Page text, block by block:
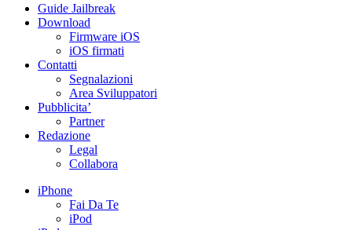
Guide Jailbreak
Download
Firmware iOS
iOS firmati
Contatti
Segnalazioni
Area Sviluppatori
Pubblicita’
Partner
Redazione
Legal
Collabora
iPhone
Fai Da Te
iPod